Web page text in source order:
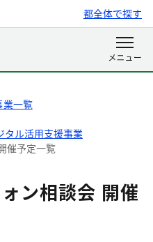
都全体で探す
業一覧
タル活用支援事業
催予定一覧
ン相談会 開催